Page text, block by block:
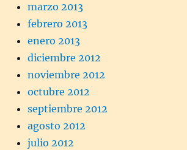
marzo 2013
febrero 2013
enero 2013
diciembre 2012
noviembre 2012
octubre 2012
septiembre 2012
agosto 2012
julio 2012